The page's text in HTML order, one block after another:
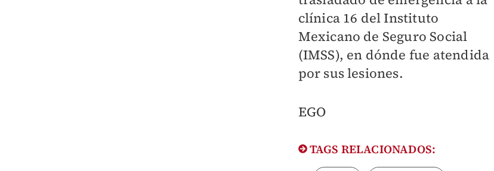
clínica 16 del Instituto
Mexicano de Seguro Social
(IMSS), en dónde fue atendida
por sus lesiones.
EGO
TAGS RELACIONADOS: